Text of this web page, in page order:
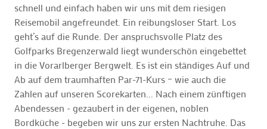
schnell und einfach haben wir uns mit dem riesigen
Reisemobil angefreundet. Ein reibungsloser Start. Los
geht’s auf die Runde. Der anspruchsvolle Platz des
Golfparks Bregenzerwald liegt wunderschön eingebettet
in die Vorarlberger Bergwelt. Es ist ein ständiges Auf und
Ab auf dem traumhaften Par-71-Kurs – wie auch die
Zahlen auf unseren Scorekarten... Nach einem zünftigen
Abendessen - gezaubert in der eigenen, noblen
Bordküche - begeben wir uns zur ersten Nachtruhe. Das